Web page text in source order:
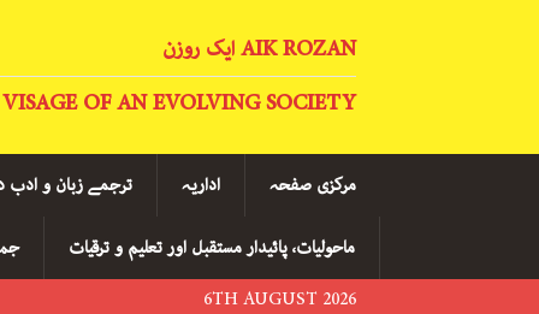
AIK ROZAN ایک روزن
OF AN EVOLVING SOCIETY
مرکزی صفحہ اداریہ ترجمے زبان و ادب
ماحولیات، پائیدار مستقبل اور تعلیم و ترقیات
6TH AUGUST 2026